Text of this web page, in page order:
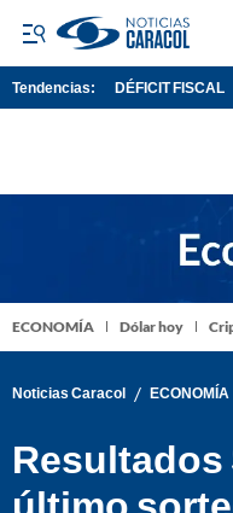
Tendencias: DÉFICIT FISCAL
ECONOMÍA Dólar hoy
Noticias Caracol / ECONOMÍA
Resultados
último